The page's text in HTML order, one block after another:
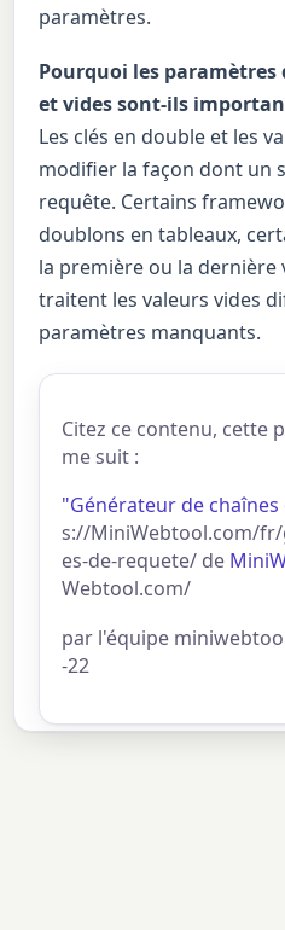
paramètres.
Pourquoi les paramètres
et vides sont-ils
Les clés en double et les
modifier la façon dont un
requête. Certains
doublons en tableaux,
la première ou la dernière
traitent les valeurs vides
paramètres manquants.
Citez ce contenu, cette
me suit :
"Générateur de
s://MiniWebtool.com/
es-de-requete/ de
Webtool.com/
par l'équipe
-22